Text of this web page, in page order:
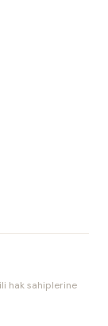
hak sahiplerine